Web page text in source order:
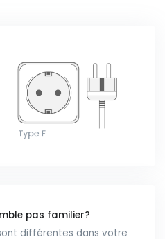
pas familier?
différentes dans votre